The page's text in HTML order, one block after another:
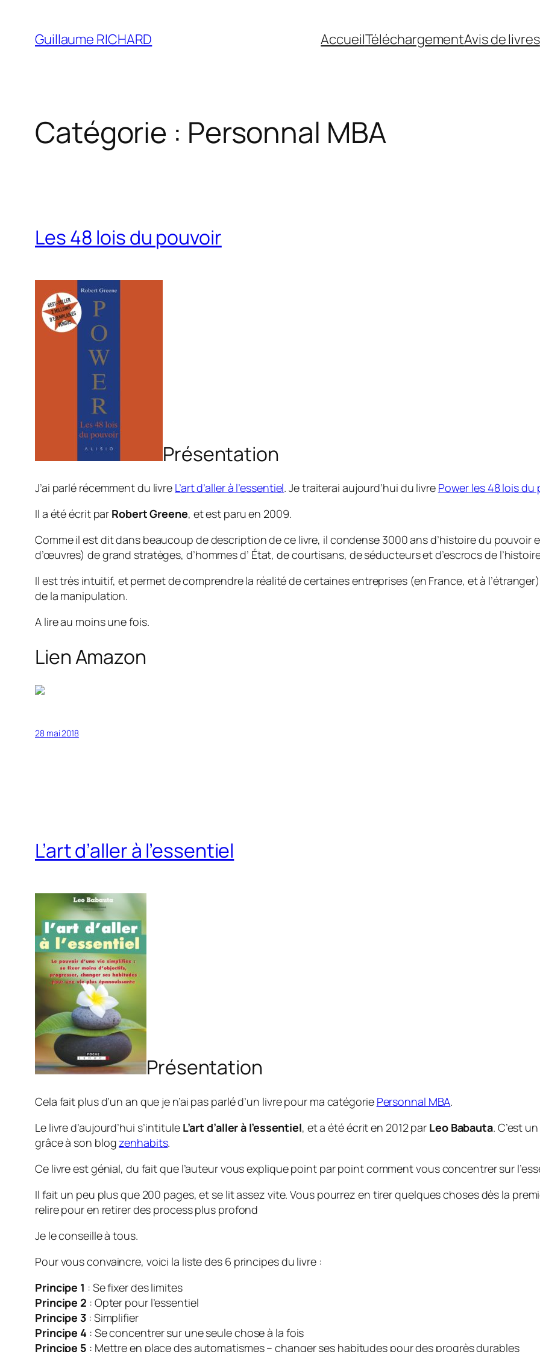
contenu
Guillaume RICHARD AccueilTéléchargementAvis de livres
Catégorie : Personnal MBA
Les 48 lois du pouvoir
Présentation
J’ai parlé récemment du livre L’art d’aller à l’essentiel. Je traiterai aujourd’hui du livre Power les 48 lois du
Il a été écrit par Robert Greene, et est paru en 2009.
Comme il est dit dans beaucoup de description de ce livre, il condense 3000 ans d’histoire du pouvoir
d’œuvres) de grand stratèges, d’hommes d’ État, de courtisans, de séducteurs et d’escrocs de
Il est très intuitif, et permet de comprendre la réalité de certaines entreprises (en France, et à
de la manipulation.
A lire au moins une fois.
Lien Amazon
28 mai 2018
L’art d’aller à l’essentiel
Présentation
Cela fait plus d’un an que je n’ai pas parlé d’un livre pour ma catégorie Personnal MBA.
Le livre d’aujourd’hui s’intitule L’art d’aller à l’essentiel, et a été écrit en 2012 par Leo Babauta. C’est
grâce à son blogzenhabits.
Ce livre est génial, du fait que l’auteur vous explique point par point comment vous concentrer sur
Il fait un peu plus que 200 pages, et se lit assez vite. Vous pourrez en tirer quelques choses dès la
relire pour en retirer des process plus profond
Je le conseille à tous.
Pour vous convaincre, voici la liste des 6 principes du livre :
Principe 1 : Se fixer des limites
Principe 2 : Opter pour l’essentiel
Principe 3 : Simplifier
Principe 4 : Se concentrer sur une seule chose à la fois
Principe 5 : Mettre en place des automatismes – changer ses habitudes pour des progrès durables